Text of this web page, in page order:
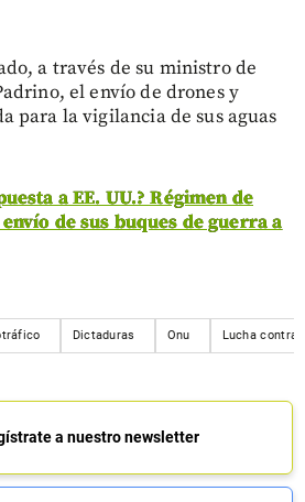
a través de su ministro de
el envío de drones y
para la vigilancia de sus aguas
a EE. UU.? Régimen de
de sus buques de guerra a
Dictaduras Onu Lucha contra
a nuestro newsletter